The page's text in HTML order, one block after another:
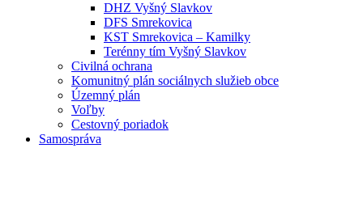
DHZ Vyšný Slavkov
DFS Smrekovica
KST Smrekovica – Kamilky
Terénny tím Vyšný Slavkov
Civilná ochrana
Komunitný plán sociálnych služieb obce
Územný plán
Voľby
Cestovný poriadok
Samospráva